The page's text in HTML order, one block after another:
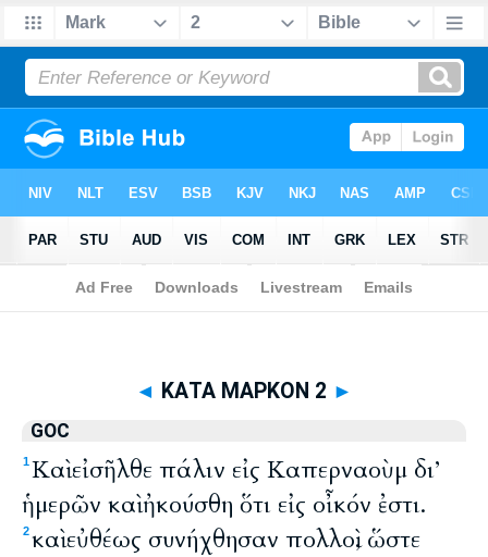
Biblia> GOC> ΚΑΤΑ ΜΑΡΚΟΝ 2
◄ ΚΑΤΑ ΜΑΡΚΟΝ 2 ►
GOC
1Καὶ εἰσῆλθε πάλιν εἰς Καπερναοὺμ δι’
ἡμερῶν καὶ ἠκούσθη ὅτι εἰς οἶκόν ἐστι.
2καὶ εὐθέως συνήχθησαν πολλοὶ, ὥστε